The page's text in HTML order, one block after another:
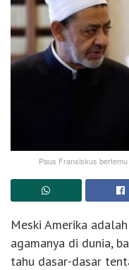
Paus Fransiskus
Meski Amerika
agamanya di dunia,
tahu dasar-dasar